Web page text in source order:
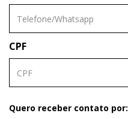
CPF
Quero receber contato por: